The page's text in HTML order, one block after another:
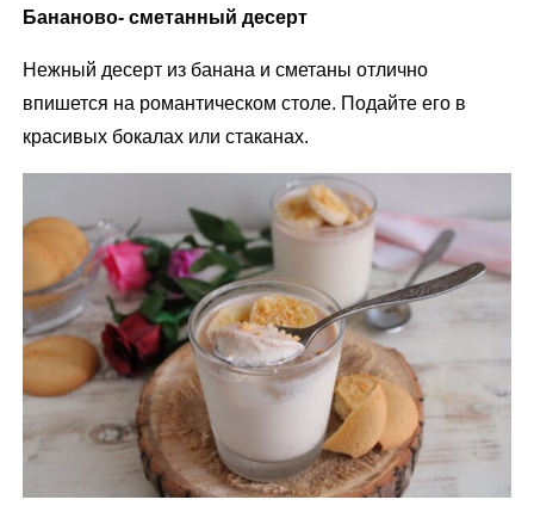
Бананово- сметанный десерт
Нежный десерт из банана и сметаны отлично
впишется на романтическом столе. Подайте его в
красивых бокалах или стаканах.